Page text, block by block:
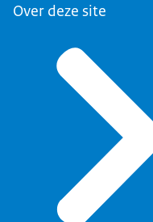
Over deze site